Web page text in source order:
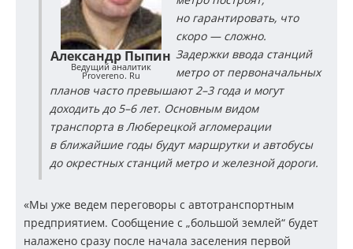
Александр Пыпин
Ведущий аналитик
Provereno. Ru
но гарантировать, что
скоро — сложно.
Задержки ввода станций
метро от первоначальных
планов часто превышают 2–3 года и могут
доходить до 5–6 лет. Основным видом
транспорта в Люберецкой агломерации
в ближайшие годы будут маршрутки и автобусы
до окрестных станций метро и железной дороги.
«Мы уже ведем переговоры с автотранспортным
предприятием. Сообщение с „большой землей“ будет
налажено сразу после начала заселения первой